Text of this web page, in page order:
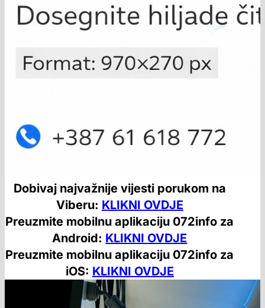
Dobivaj najvažnije vijesti porukom na
Viberu: KLIKNI OVDJE
Preuzmite mobilnu aplikaciju 072info za
Android: KLIKNI OVDJE
Preuzmite mobilnu aplikaciju 072info za
iOS: KLIKNI OVDJE